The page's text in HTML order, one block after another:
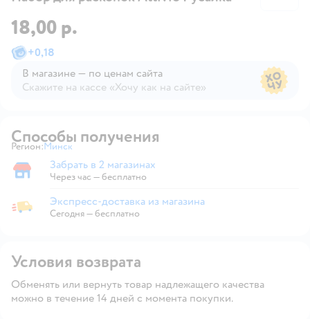
18,00 р.
+0,18
В магазине — по ценам сайта
Скажите на кассе «Хочу как на сайте»
Способы получения
Регион: Выбор адреса доставки.
Минск
Забрать в магазине
Забрать в 2 магазинах
Через час — бесплатно
Экспресс-доставка из магазина
Экспресс-доставка из магазина
Сегодня—бесплатно
Условия возврата
Обменять или вернуть товар надлежащего качества
можно в течение 14 дней с момента покупки.